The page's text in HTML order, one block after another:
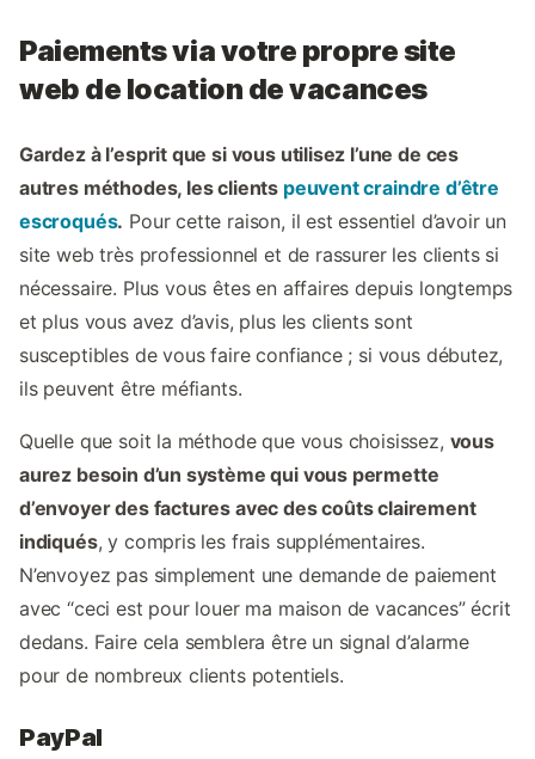
Paiements via votre propre site
web de location de vacances
Gardez à l’esprit que si vous utilisez l’une de ces
autres méthodes, les clients peuvent craindre d’être
escroqués. Pour cette raison, il est essentiel d’avoir un
site web très professionnel et de rassurer les clients si
nécessaire. Plus vous êtes en affaires depuis longtemps
et plus vous avez d’avis, plus les clients sont
susceptibles de vous faire confiance ; si vous débutez,
ils peuvent être méfiants.
Quelle que soit la méthode que vous choisissez, vous
aurez besoin d’un système qui vous permette
d’envoyer des factures avec des coûts clairement
indiqués, y compris les frais supplémentaires.
N’envoyez pas simplement une demande de paiement
avec “ceci est pour louer ma maison de vacances” écrit
dedans. Faire cela semblera être un signal d’alarme
pour de nombreux clients potentiels.
PayPal